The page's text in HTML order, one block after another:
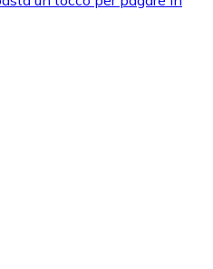
contanti e altri mezzi di